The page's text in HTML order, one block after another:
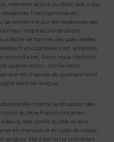
Membre active du BAF, elle a été
francophones en
concentre sur les résidences des
l’hôpital universitaire
facile de former des spécialistes.
francophones s’est amélioré,
minoritaires. Alors nous mettons
apprenants », confie cette
que les chances de guérison sont
dans sa langue.
d’elle-même la situation des
qu’être franco-ontarien,
elle confie qu’elle se lève
en français et en salle de classe,
anglais, elle s’exclame volontiers :